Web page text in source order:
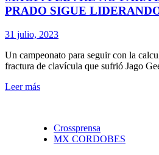
PRADO SIGUE
31 julio, 2023
Un campeonato para seguir con la
fractura de clavícula que sufrió Jago
Leer más
Crossprensa
MX CORDOBES